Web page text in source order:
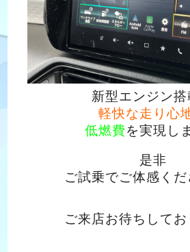
新型エンジン搭
軽快な走り心
低燃費を実現し
是非
ご試乗でご体感くだ
ご来店お待ちしてお